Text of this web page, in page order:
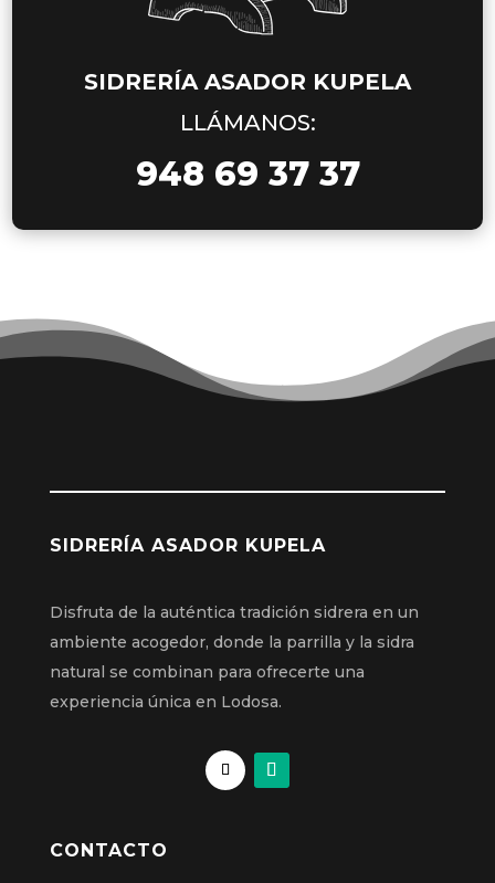
SIDRERÍA ASADOR KUPELA
LLÁMANOS:
948 69 37 37
SIDRERÍA ASADOR KUPELA
Disfruta de la auténtica tradición sidrera en un
ambiente acogedor, donde la parrilla y la sidra
natural se combinan para ofrecerte una
experiencia única en Lodosa.
CONTACTO